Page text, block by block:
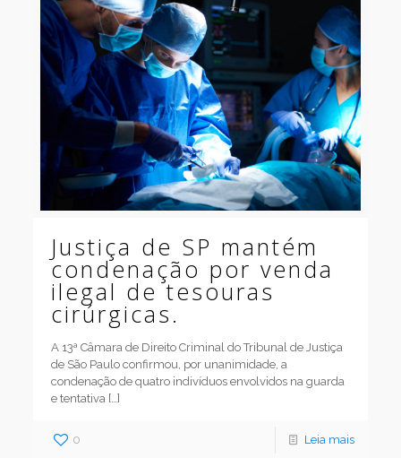
Justiça de SP mantém
condenação por venda
ilegal de tesouras
cirúrgicas.
A 13ª Câmara de Direito Criminal do Tribunal de Justiça
de São Paulo confirmou, por unanimidade, a
condenação de quatro indivíduos envolvidos na guarda
e tentativa […]
0 Leia mais